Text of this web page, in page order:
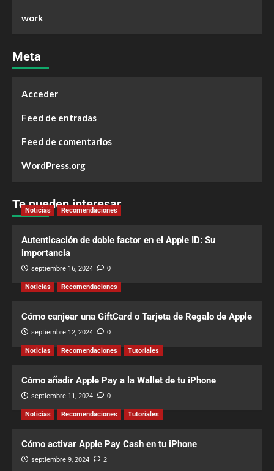
work
Meta
Acceder
Feed de entradas
Feed de comentarios
WordPress.org
Te pueden interesar
Noticias Recomendaciones
Autenticación de doble factor en el Apple ID: Su
importancia
septiembre 16, 2024 0
Noticias Recomendaciones
Cómo canjear una GiftCard o Tarjeta de Regalo de Apple
septiembre 12, 2024 0
Noticias Recomendaciones Tutoriales
Cómo añadir Apple Pay a la Wallet de tu iPhone
septiembre 11, 2024 0
Noticias Recomendaciones Tutoriales
Cómo activar Apple Pay Cash en tu iPhone
septiembre 9, 2024 2